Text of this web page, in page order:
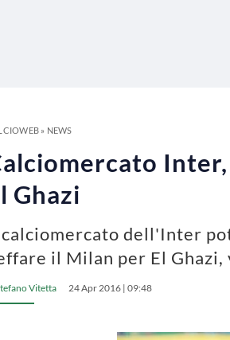
» NEWS
Ghazi
dell'Inter
il Milan per El Ghazi,
Vitetta 24 Apr 2016 | 09:48